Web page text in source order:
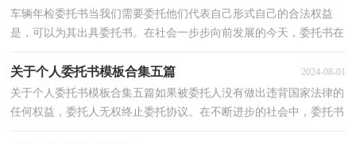
车辆年检委托书当我们需要委托他们代表自己形式自己的合法权益
是，可以为其出具委托书。在社会一步步向前发展的今天，委托书在
关于个人委托书模板合集五篇 2024-08-01
关于个人委托书模板合集五篇如果被委托人没有做出违背国家法律的
任何权益，委托人无权终止委托协议。在不断进步的社会中，委托书